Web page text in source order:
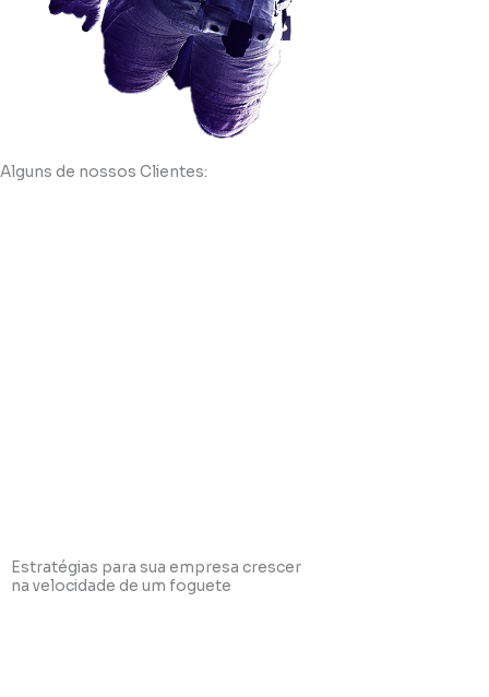
Alguns de nossos Clientes:
Estratégias para sua empresa crescer
na velocidade de um foguete